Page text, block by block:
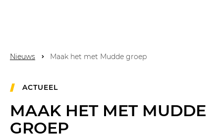
Nieuws Maak het met Mudde groep
ACTUEEL
MAAK HET MET MUDDE
GROEP